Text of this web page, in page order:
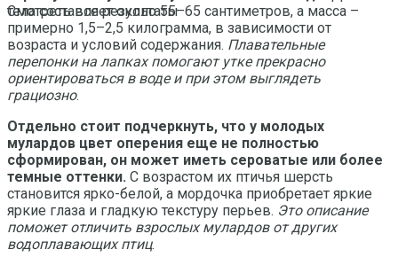
Смотреть все результаты
тела составляет около 55–65 сантиметров, а масса –
примерно 1,5–2,5 килограмма, в зависимости от
возраста и условий содержания. Плавательные
перепонки на лапках помогают утке прекрасно
ориентироваться в воде и при этом выглядеть
грациозно.
Отдельно стоит подчеркнуть, что у молодых
мулардов цвет оперения еще не полностью
сформирован, он может иметь сероватые или более
темные оттенки. С возрастом их птичья шерсть
становится ярко-белой, а мордочка приобретает яркие
яркие глаза и гладкую текстуру перьев. Это описание
поможет отличить взрослых мулардов от других
водоплавающих птиц.